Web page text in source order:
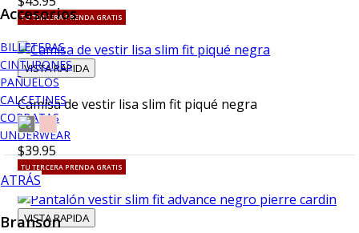
Accesorios
BILLETERAS
CINTURONES
PAÑUELOS
CALCETINES
CORBATAS
UNDERWEAR
ATRÁS
Branson
TU TERCERA PRENDA GRATIS
VISTA RAPIDA
Camisa de vestir lisa slim fit piqué negra
$39.95
TU TERCERA PRENDA GRATIS
VISTA RAPIDA